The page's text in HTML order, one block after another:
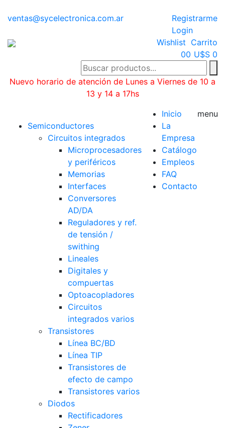
ventas@sycelectronica.com.ar
Registrarme
Login
Wishlist
00
Carrito
U$S 0
Nuevo horario de atención de Lunes a Viernes de 10 a
13 y 14 a 17hs
Semiconductores
Circuitos integrados
Microprocesadores
y periféricos
Memorias
Interfaces
Conversores
AD/DA
Reguladores y ref.
de tensión /
swithing
Lineales
Digitales y
compuertas
Optoacopladores
Circuitos
integrados varios
Transistores
Línea BC/BD
Línea TIP
Transistores de
efecto de campo
Transistores varios
Diodos
Rectificadores
Inicio
La
Empresa
Catálogo
Empleos
FAQ
Contacto
menu